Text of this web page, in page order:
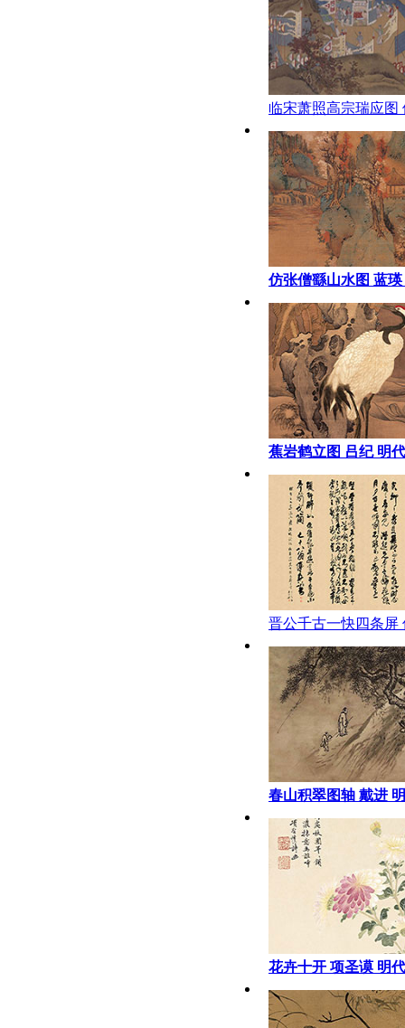
临宋萧照高宗瑞应图
仿张僧繇山水图 蓝
蕉岩鹤立图 吕纪 明
晋公千古一快四条屏
春山积翠图轴 戴进
花卉十开 项圣谟 明